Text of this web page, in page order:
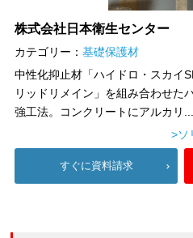
株式会社日本衛生センター
カテゴリー：基礎保護材
中性化抑止材「ハイドロ・スカイ
リッドリメイン」を組み合わせた
強工法。コンクリートにアルカリ...
>ソ
すぐに資料請求